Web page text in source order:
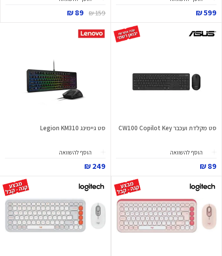
599 ₪
159 ₪
89 ₪
סט מקלדת ועכבר CW100 Copilot Key
הוסף להשוואה
89 ₪
סט גיימינג Legion KM310
הוסף להשוואה
249 ₪